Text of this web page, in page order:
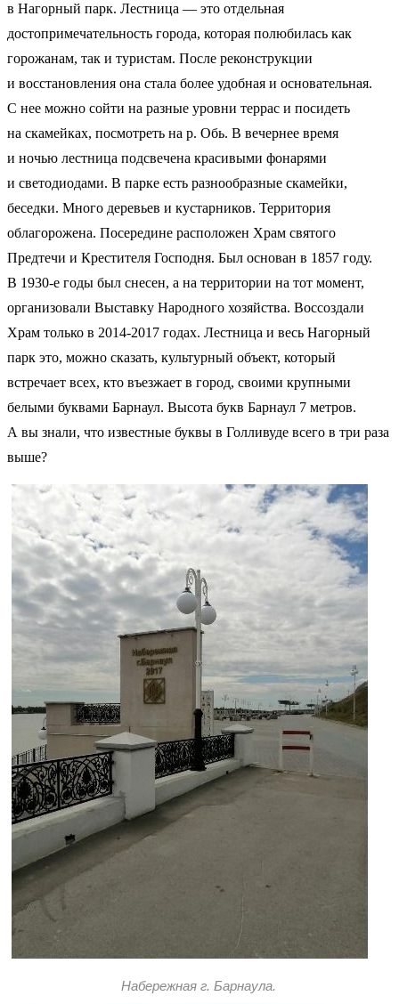
в Нагорный парк. Лестница — это отдельная
достопримечательность города, которая полюбилась как
горожанам, так и туристам. После реконструкции
и восстановления она стала более удобная и основательная.
С нее можно сойти на разные уровни террас и посидеть
на скамейках, посмотреть на р. Обь. В вечернее время
и ночью лестница подсвечена красивыми фонарями
и светодиодами. В парке есть разнообразные скамейки,
беседки. Много деревьев и кустарников. Территория
облагорожена. Посередине расположен Храм святого
Предтечи и Крестителя Господня. Был основан в 1857 году.
В 1930-е годы был снесен, а на территории на тот момент,
организовали Выставку Народного хозяйства. Воссоздали
Храм только в 2014-2017 годах. Лестница и весь Нагорный
парк это, можно сказать, культурный объект, который
встречает всех, кто въезжает в город, своими крупными
белыми буквами Барнаул. Высота букв Барнаул 7 метров.
А вы знали, что известные буквы в Голливуде всего в три раза
выше?
Набережная г. Барнаула.